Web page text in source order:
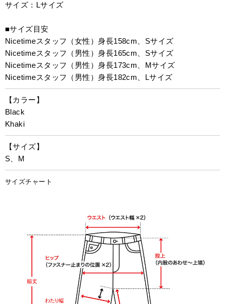
サイズ：Lサイズ
■サイズ目安
Nicetimeスタッフ（女性）身長158cm、Sサイズ
Nicetimeスタッフ（男性）身長165cm、Sサイズ
Nicetimeスタッフ（男性）身長173cm、Mサイズ
Nicetimeスタッフ（男性）身長182cm、Lサイズ
【カラー】
Black
Khaki
【サイズ】
S、M
サイズチャート